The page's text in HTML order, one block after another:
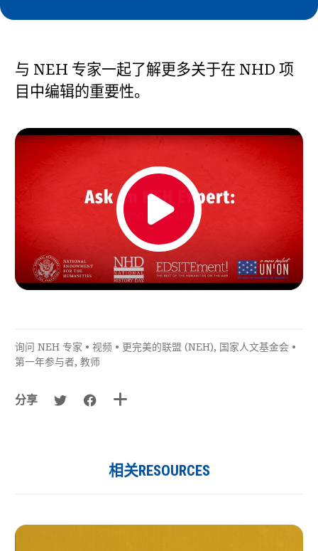
参与其中
与 NEH 专家一起了解更多关于在 NHD 项
目中编辑的重要性。
询问 NEH 专家 • 视频 • 更完美的联盟 (NEH), 国家人文基金会 •
第一年参与者, 教师
分享
相关RESOURCES